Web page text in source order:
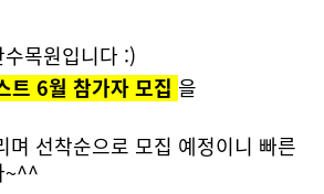
목원입니다 :)
6월 참가자 모집 을
며 선착순으로 모집 예정이니 빠른
~^^